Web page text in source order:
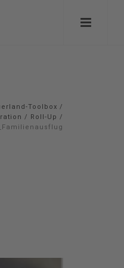
Toolbox /
/ Roll-Up /